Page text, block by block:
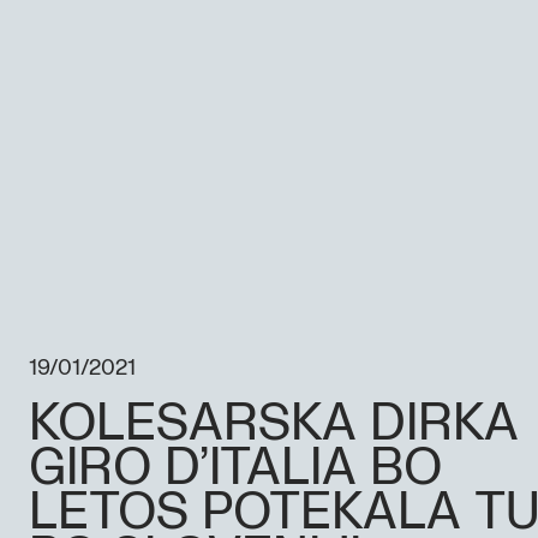
19/01/2021
KOLESARSKA DIRKA
GIRO D’ITALIA BO
LETOS POTEKALA